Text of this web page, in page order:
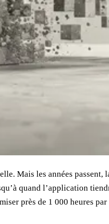
Mais les années
quand l’application
près de 1 000 heures